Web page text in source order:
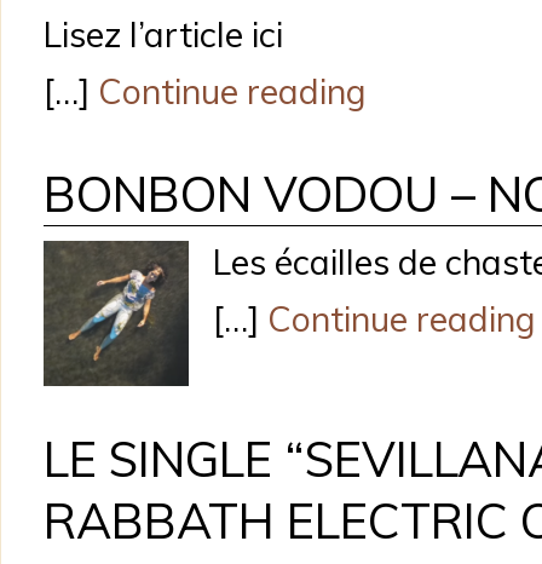
Lisez l’article ici
[…] Continue reading
BONBON VODOU –
Les écailles de
[…] Continue reading
LE SINGLE
RABBATH ELECTRIC